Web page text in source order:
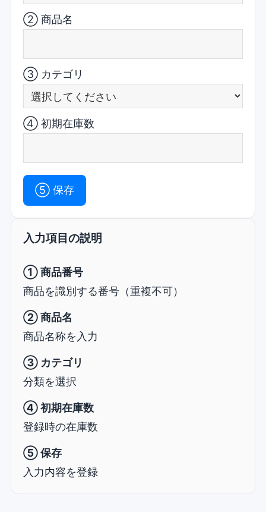
② 商品名
③ カテゴリ
④ 初期在庫数
⑤ 保存
入力項目の説明
① 商品番号
商品を識別する番号（重複不可）
② 商品名
商品名称を入力
③ カテゴリ
分類を選択
④ 初期在庫数
登録時の在庫数
⑤ 保存
入力内容を登録